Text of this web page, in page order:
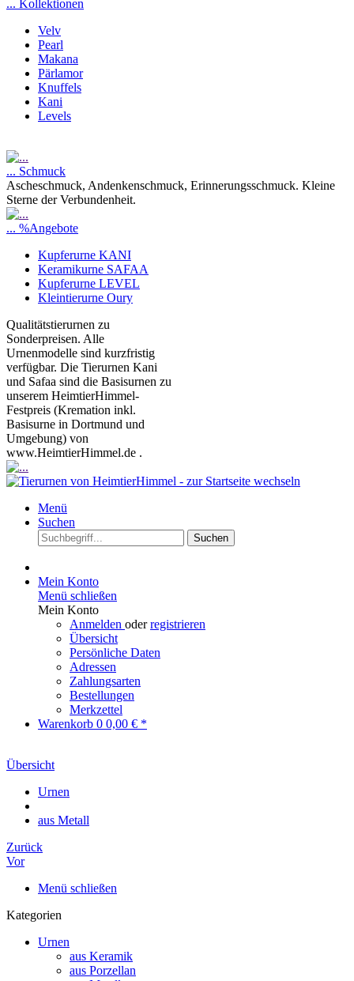
... Kollektionen
Velv
Pearl
Makana
Pärlamor
Knuffels
Kani
Levels
... Schmuck
Ascheschmuck, Andenkenschmuck, Erinnerungsschmuck. Kleine
Sterne der Verbundenheit.
... %Angebote
Kupferurne KANI
Keramikurne SAFAA
Kupferurne LEVEL
Kleintierurne Oury
Qualitätstierurnen zu
Sonderpreisen. Alle
Urnenmodelle sind kurzfristig
verfügbar. Die Tierurnen Kani
und Safaa sind die Basisurnen zu
unserem HeimtierHimmel-
Festpreis (Kremation inkl.
Basisurne in Dortmund und
Umgebung) von
www.HeimtierHimmel.de .
Menü
Suchen
Suchen
Mein Konto
Menü schließen
Mein Konto
Anmelden oderregistrieren
Übersicht
Persönliche Daten
Adressen
Zahlungsarten
Bestellungen
Merkzettel
Warenkorb 0 0,00 € *
Übersicht
Urnen
aus Metall
Zurück
Vor
Menü schließen
Kategorien
Urnen
aus Keramik
aus Porzellan